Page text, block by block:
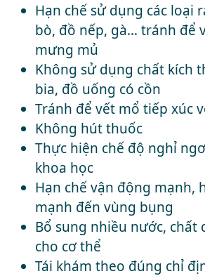
Hạn chế sử dụng các loại
bò, đồ nếp, gà… tránh để
mưng mủ
Không sử dụng chất kích
bia, đồ uống có cồn
Tránh để vết mổ tiếp xúc
Không hút thuốc
Thực hiện chế độ nghỉ
khoa học
Hạn chế vận động mạnh,
mạnh đến vùng bụng
Bổ sung nhiều nước, chất
cho cơ thể
Tái khám theo đúng chỉ